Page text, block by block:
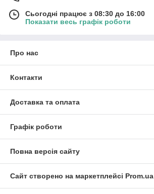
Сьогодні працює з 08:30 до 16:00
Показати весь графік роботи
Про нас
Контакти
Доставка та оплата
Графік роботи
Повна версія сайту
Сайт створено на маркетплейсі Prom.ua